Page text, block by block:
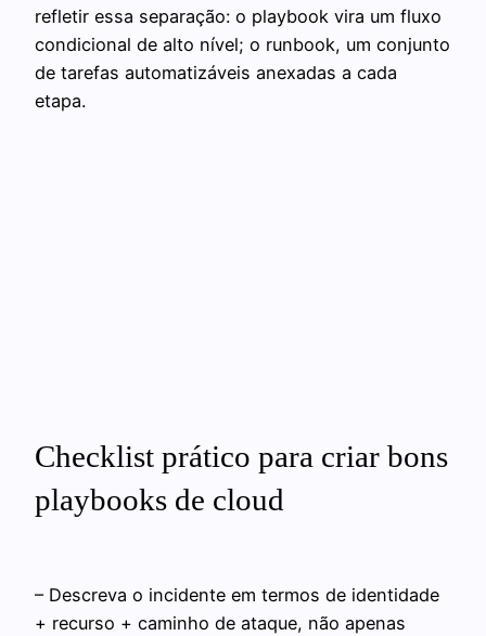
refletir essa separação: o playbook vira um fluxo
condicional de alto nível; o runbook, um conjunto
de tarefas automatizáveis anexadas a cada
etapa.
Checklist prático para criar bons
playbooks de cloud
– Descreva o incidente em termos de identidade
+ recurso + caminho de ataque, não apenas